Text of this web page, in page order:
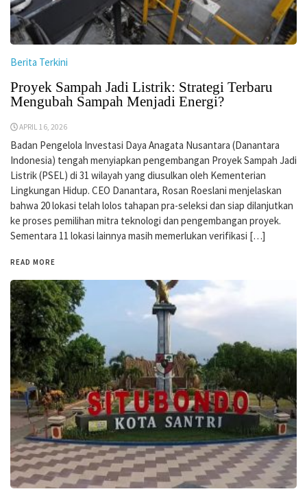
Berita Terkini
Proyek Sampah Jadi Listrik: Strategi Terbaru
Mengubah Sampah Menjadi Energi?
APRIL 16, 2026
Badan Pengelola Investasi Daya Anagata Nusantara (Danantara
Indonesia) tengah menyiapkan pengembangan Proyek Sampah Jadi
Listrik (PSEL) di 31 wilayah yang diusulkan oleh Kementerian
Lingkungan Hidup. CEO Danantara, Rosan Roeslani menjelaskan
bahwa 20 lokasi telah lolos tahapan pra-seleksi dan siap dilanjutkan
ke proses pemilihan mitra teknologi dan pengembangan proyek.
Sementara 11 lokasi lainnya masih memerlukan verifikasi […]
READ MORE